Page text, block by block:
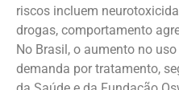
riscos incluem
drogas, comportamento
No Brasil, o aumento no
demanda por tratamento,